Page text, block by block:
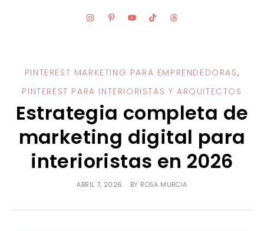
SERVICIOS
APRENDE PINTEREST YA
BLOG
CONTACTA
SOBRE MÍ
PREGUNTAS FRECUENTES
TESTIMONIALES
PINTEREST MARKETING PARA EMPRENDEDORAS,
PINTEREST PARA INTERIORISTAS Y ARQUITECTOS
Estrategia completa de
marketing digital para
interioristas en 2026
ABRIL 7, 2026 BY ROSA MURCIA